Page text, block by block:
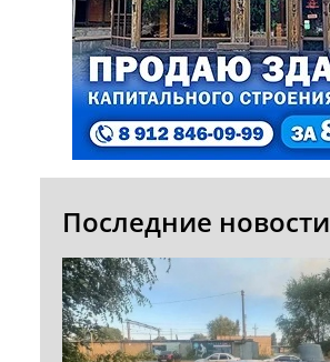
Последние новости